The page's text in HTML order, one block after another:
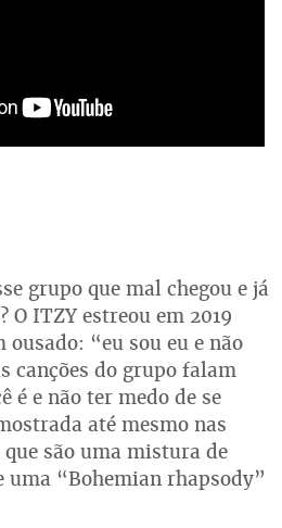
grupo que mal chegou e já
O ITZY estreou em 2019
“eu sou eu e não
canções do grupo falam
é e não ter medo de se
até mesmo nas
são uma mistura de
uma “Bohemian rhapsody”